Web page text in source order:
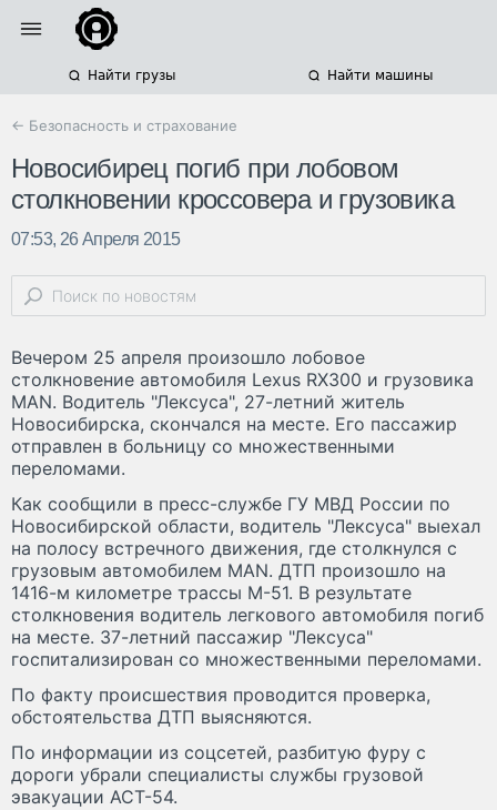
Найти грузы Найти машины
← Безопасность и страхование
Новосибирец погиб при лобовом
столкновении кроссовера и грузовика
07:53, 26 Апреля 2015
Вечером 25 апреля произошло лобовое
столкновение автомобиля Lexus RX300 и грузовика
MAN. Водитель "Лексуса", 27-летний житель
Новосибирска, скончался на месте. Его пассажир
отправлен в больницу со множественными
переломами.
Как сообщили в пресс-службе ГУ МВД России по
Новосибирской области, водитель "Лексуса" выехал
на полосу встречного движения, где столкнулся с
грузовым автомобилем MAN. ДТП произошло на
1416-м километре трассы М-51. В результате
столкновения водитель легкового автомобиля погиб
на месте. 37-летний пассажир "Лексуса"
госпитализирован со множественными переломами.
По факту происшествия проводится проверка,
обстоятельства ДТП выясняются.
По информации из соцсетей, разбитую фуру с
дороги убрали специалисты службы грузовой
эвакуации АСТ-54.